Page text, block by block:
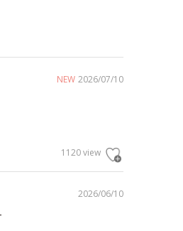
NEW 2026/07/10
1120 view
2026/06/10